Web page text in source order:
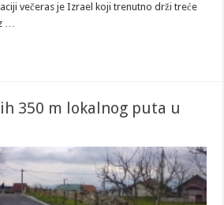
večeras je Izrael koji trenutno drži treće
…
350 m lokalnog puta u